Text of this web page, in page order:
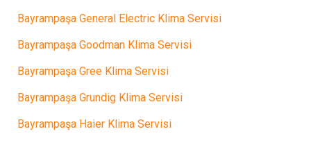
Bayrampaşa General Electric Klima Servisi
Bayrampaşa Goodman Klima Servisi
Bayrampaşa Gree Klima Servisi
Bayrampaşa Grundig Klima Servisi
Bayrampaşa Haier Klima Servisi